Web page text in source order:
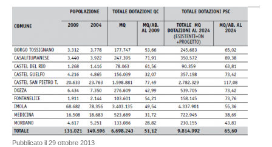
Pubblicato il 29 ottobre 2013